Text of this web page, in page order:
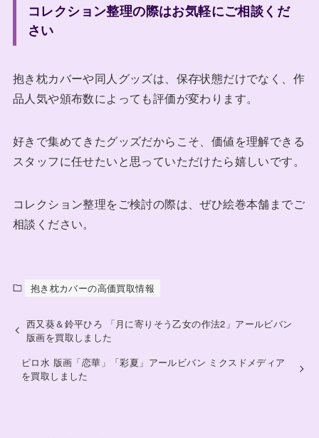
コレクション整理の際はお気軽にご相談くだ
さい
抱き枕カバーや同人グッズは、保存状態だけでなく、作
品人気や頒布数によっても評価が変わります。
好きで集めてきたグッズだからこそ、価値を理解できる
スタッフに任せたいと思っていただけたら嬉しいです。
コレクション整理をご検討の際は、ぜひ絵巻本舗までご
相談ください。
抱き枕カバーの高価買取情報
西又葵＆鈴平ひろ 「月に寄りそう乙女の作法2」アールビバン
版画を買取しました
ピロ水 版画「恋華」「彩夏」アールビバン ミクスドメディア
を買取しました